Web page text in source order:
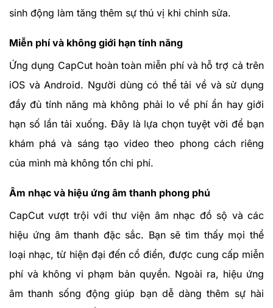
sinh động làm tăng thêm sự thú vị khi chỉnh sửa.
Miễn phí và không giới hạn tính năng
Ứng dụng CapCut hoàn toàn miễn phí và hỗ trợ cả trên
iOS và Android. Người dùng có thể tải về và sử dụng
đầy đủ tính năng mà không phải lo về phí ẩn hay giới
hạn số lần tải xuống. Đây là lựa chọn tuyệt vời để bạn
khám phá và sáng tạo video theo phong cách riêng
của mình mà không tốn chi phí.
Âm nhạc và hiệu ứng âm thanh phong phú
CapCut vượt trội với thư viện âm nhạc đồ sộ và các
hiệu ứng âm thanh đặc sắc. Bạn sẽ tìm thấy mọi thể
loại nhạc, từ hiện đại đến cổ điển, được cung cấp miễn
phí và không vi phạm bản quyền. Ngoài ra, hiệu ứng
âm thanh sống động giúp bạn dễ dàng thêm sự hài